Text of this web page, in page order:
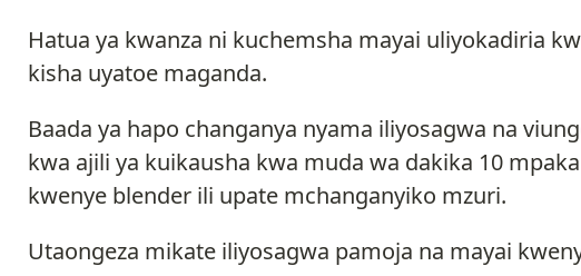
Hatua ya kwanza ni kuchemsha mayai uliyokadiria
kisha uyatoe maganda.
Baada ya hapo changanya nyama iliyosagwa na
kwa ajili ya kuikausha kwa muda wa dakika 10
kwenye blender ili upate mchanganyiko mzuri.
Utaongeza mikate iliyosagwa pamoja na mayai